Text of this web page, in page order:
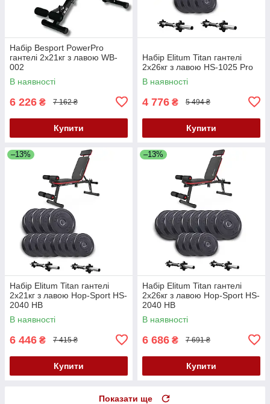
Набір Besport PowerPro
гантелі 2х21кг з лавою WB-
002
В наявності
6 226 ₴ 7 162 ₴
Купити
Набір Elitum Titan гантелі
2х26кг з лавою HS-1025 Pro
В наявності
4 776 ₴ 5 494 ₴
Купити
–13%
Набір Elitum Titan гантелі
2х21кг з лавою Hop-Sport HS-
2040 НВ
В наявності
6 446 ₴ 7 415 ₴
Купити
–13%
Набір Elitum Titan гантелі
2х26кг з лавою Hop-Sport HS-
2040 НВ
В наявності
6 686 ₴ 7 691 ₴
Купити
Показати ще